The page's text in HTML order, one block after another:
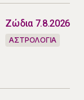
Ζώδια 7.8.2026
ΑΣΤΡΟΛΟΓΙΑ